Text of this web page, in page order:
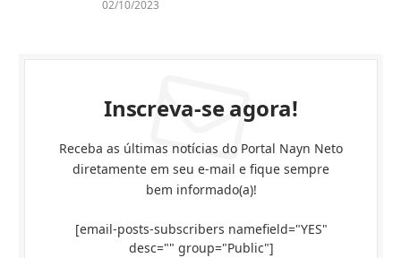
02/10/2023
Inscreva-se agora!
Receba as últimas notícias do Portal Nayn Neto
diretamente em seu e-mail e fique sempre
bem informado(a)!
[email-posts-subscribers namefield="YES"
desc="" group="Public"]